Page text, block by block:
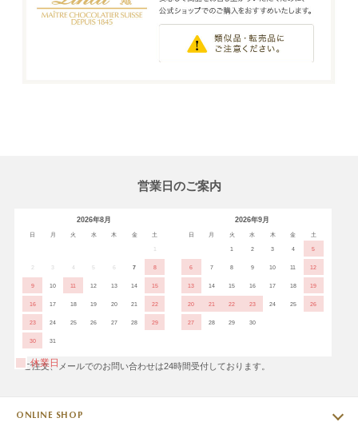
営業日のご案内
2026年8月
日 月 火 水 木 金 土
2 3 5 6 7 8
9 10 11 12 13 14 15
16 17 18 19 20 21 22
23 24 25 26 27 28 29
30 31
2026年9月
日 月 火 水 木 金 土
1 2 3 4 5
6 7 8 9 10 11 12
13 14 15 16 17 18 19
20 21 22 23 24 25 26
27 28 29 30
休業日
※ご注文、メールでのお問い合わせは24時間受付しております。
ONLINE SHOP